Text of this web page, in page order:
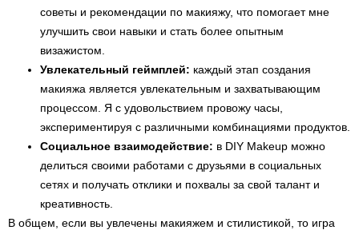
советы и рекомендации по макияжу, что помогает мне
улучшить свои навыки и стать более опытным
визажистом.
Увлекательный геймплей: каждый этап создания
макияжа является увлекательным и захватывающим
процессом. Я с удовольствием провожу часы,
экспериментируя с различными комбинациями продуктов.
Социальное взаимодействие: в DIY Makeup можно
делиться своими работами с друзьями в социальных
сетях и получать отклики и похвалы за свой талант и
креативность.
В общем, если вы увлечены макияжем и стилистикой, то игра